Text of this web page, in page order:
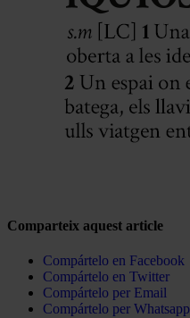
Comparteix aquest article
Compártelo en Facebook
Compártelo en Twitter
Compártelo per Email
Compártelo per Whatsapp